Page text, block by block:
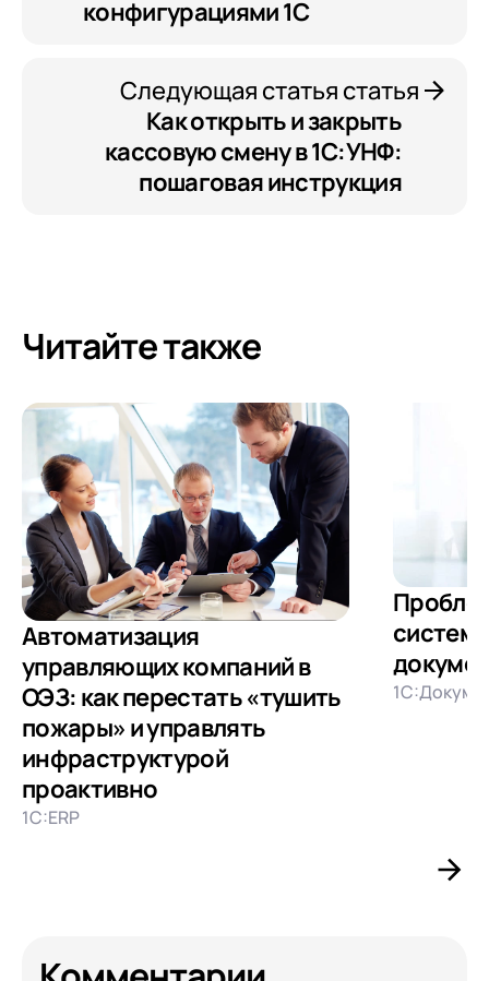
конфигурациями 1С
Следующая статья статья
Как открыть и закрыть
кассовую смену в 1С:УНФ:
пошаговая инструкция
Читайте также
Автоматизация
управляющих компаний в
ОЭЗ: как перестать «тушить
пожары» и управлять
инфраструктурой
проактивно
1С:ERP